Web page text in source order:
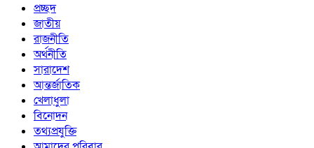
প্রচ্ছদ
জাতীয়
রাজনীতি
অর্থনীতি
সারাদেশ
আন্তর্জাতিক
খেলাধুলা
বিনোদন
তথ্যপ্রযুক্তি